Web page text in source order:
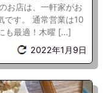
お店は、一軒家がお
です。 通常営業は10
も最適！木曜 […]
2022年1月9日